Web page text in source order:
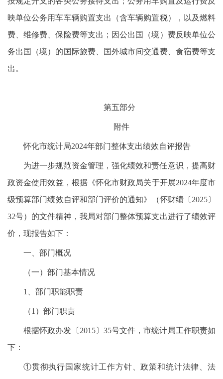
映单位公务用车车辆购置支出（含车辆购置税），以及燃料
费、维修费、保险费等支出；因公出国（境）费反映单位公
务出国（境）的国际旅费、国外城市间交通费、食宿费等支
出。
第五部分
附件
怀化市统计局2024年部门整体支出绩效自评报告
为进一步规范资金管理，强化绩效和责任意识，提高财
政资金使用效益，根据《怀化市财政局关于开展2024年度市
级预算部门绩效自评和部门评价的通知》（怀财绩〔2025〕
32号）的文件精神，我局对部门整体预算支出进行了绩效评
价，现报告如下：
一、部门概况
（一）部门基本情况
1、部门职能职责
（1）部门职责
根据怀政办发〔2015〕35号文件，市统计局工作职责如
下：
①贯彻执行国家统计工作方针、政策和统计法律、法